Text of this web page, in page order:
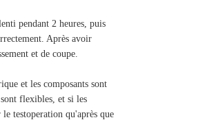
pendant 2 heures, puis
Après avoir
et de coupe.
et les composants sont
flexibles, et si les
testoperation qu'après que